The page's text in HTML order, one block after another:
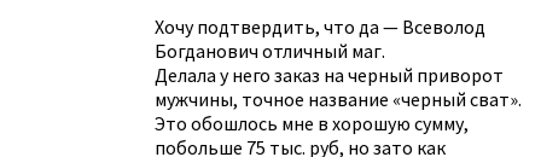
Хочу подтвердить, что да — Всеволод
Богданович отличный маг.
Делала у него заказ на черный приворот
мужчины, точное название «черный сват».
Это обошлось мне в хорошую сумму,
побольше 75 тыс. руб, но зато как